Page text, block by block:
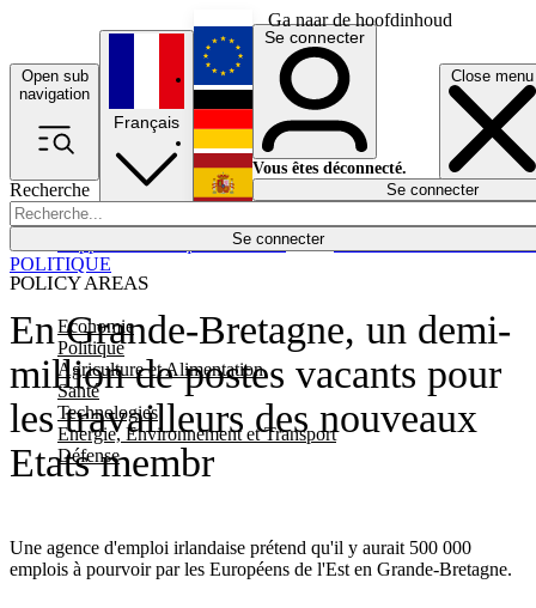
Ga naar de hoofdinhoud
Open sub
navigation
Close menu
Recherche
Se connecter
POLICY AREAS
Economie
Politique
Agriculture et Alimentation
Santé
Technologies
Energie, Environnement et Transport
Défense
Économie
Français
English
Deutsch
Español
Se connecter
Vous êtes déconnecté.
Se connecter
En Grande-Bretagne, un demi-
million de postes vacants pour
les travailleurs des nouveaux
Etats membr
Une agence d'emploi irlandaise prétend qu'il y aurait 500 000
emplois à pourvoir par les Européens de l'Est en Grande-Bretagne.
POLITIQUE